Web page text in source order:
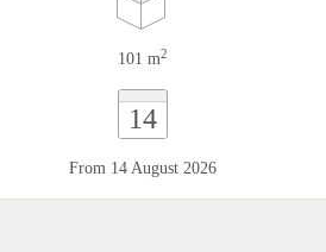
101 m2
14
From 14 August 2026